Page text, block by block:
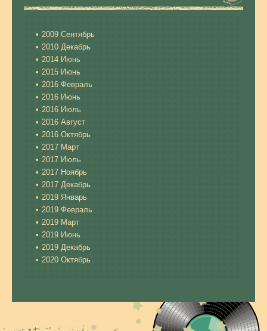
2009 Сентябрь
2010 Декабрь
2014 Июнь
2015 Июнь
2016 Февраль
2016 Июнь
2016 Июль
2016 Август
2016 Октябрь
2017 Март
2017 Июль
2017 Ноябрь
2017 Декабрь
2019 Январь
2019 Февраль
2019 Март
2019 Июнь
2019 Декабрь
2020 Октябрь